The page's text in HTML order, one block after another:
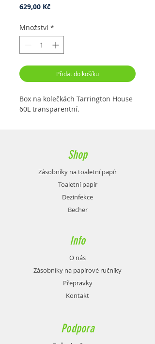
629,00 KčCena
Množství *
Přidat do košíku
Box na kolečkách Tarrington House
60L transparentní.
Shop
Zásobníky na toaletní papír
Toaletní papír
Dezinfekce
Becher
Info
O nás
Zásobníky na papírové ručníky
Přepravky
Kontakt
Podpora